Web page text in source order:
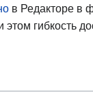
в Редакторе в
гибкость